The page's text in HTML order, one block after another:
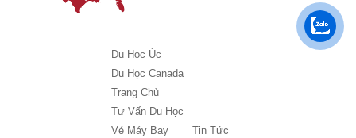
Du Học Úc
Du Học Canada
Trang Chủ
Tư Vấn Du Học
Vé Máy Bay
Tin Tức